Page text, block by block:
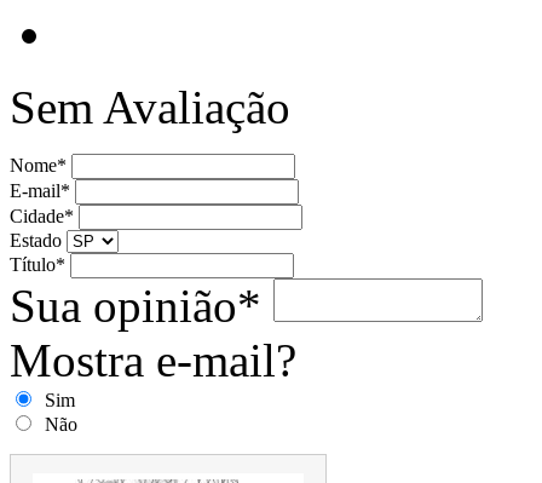
Sem Avaliação
Nome*
E-mail*
Cidade*
Estado
Título*
Sua opinião*
Mostra e-mail?
Sim
Não